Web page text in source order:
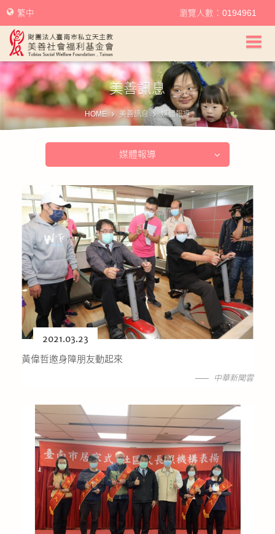
美善社會福利基金會首頁
關於美善
美善服務
美善訊息
幫助美善
我要捐款
捐款徵信
公益義賣
聯絡我們
友善連結
繁中 瀏覽人數：0194961
美善訊息
HOME 美善訊息 媒體報導
媒體報導
2021.03.23
黃偉哲邀身障朋友動起來
中華新聞雲